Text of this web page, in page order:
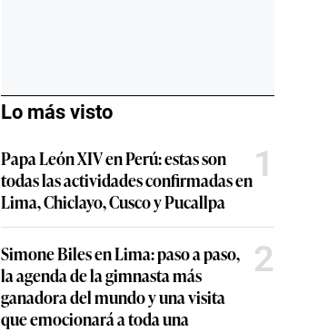
Lo más visto
Papa León XIV en Perú: estas son
todas las actividades confirmadas en
Lima, Chiclayo, Cusco y Pucallpa
1
Simone Biles en Lima: paso a paso,
la agenda de la gimnasta más
ganadora del mundo y una visita
que emocionará a toda una
2